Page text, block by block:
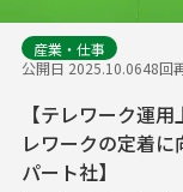
産業・仕事
公開日 2025.10.0648回
【テレワーク運
レワークの定着
パート社】